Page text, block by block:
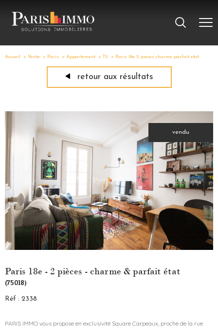
Accueil Vente Paris Appartement T2 Paris 18e 2 pieces charme parfait etat
retour aux résultats
vendu
Paris 18e - 2 pièces - charme & parfait état
(75018)
Réf : 2338
PARIS IMMO vous propose en exclusivité Square Carpeaux, proche de la rue